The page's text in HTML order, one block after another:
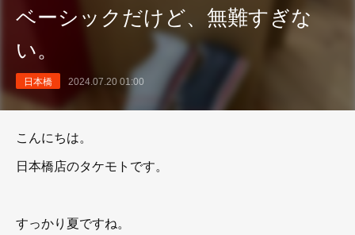
ベーシックだけど、無難すぎな
い。
日本橋 2024.07.20 01:00
こんにちは。
日本橋店のタケモトです。
すっかり夏ですね。